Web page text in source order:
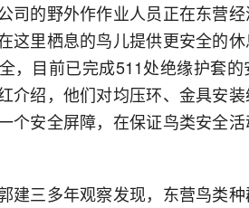
司的野外作作业人员正在东营
这里栖息的鸟儿提供更安全的
，目前已完成511处绝缘护套
介绍，他们对均压环、金具安
个安全屏障，在保证鸟类安全
建三多年观察发现，东营鸟类